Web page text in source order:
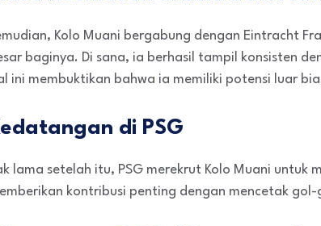
Kolo Muani bergabung dengan Eintracht
baginya. Di sana, ia berhasil tampil konsisten
ini membuktikan bahwa ia memiliki potensi luar
di PSG
lama setelah itu, PSG merekrut Kolo Muani untuk
kontribusi penting dengan mencetak